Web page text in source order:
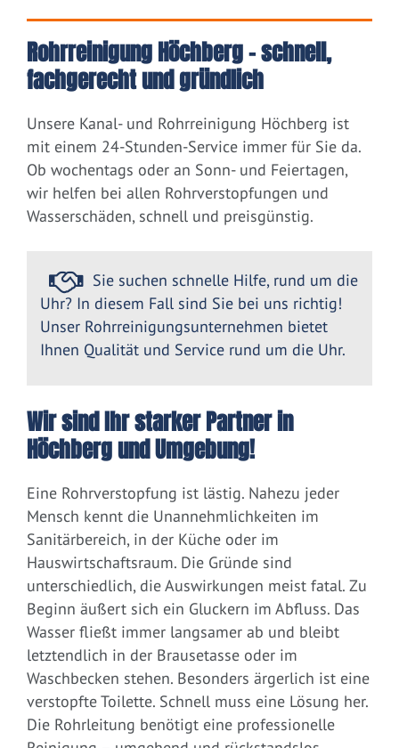
Rohrreinigung Höchberg – schnell,
fachgerecht und gründlich
Unsere Kanal- und Rohrreinigung Höchberg ist
mit einem 24-Stunden-Service immer für Sie da.
Ob wochentags oder an Sonn- und Feiertagen,
wir helfen bei allen Rohrverstopfungen und
Wasserschäden, schnell und preisgünstig.
Sie suchen schnelle Hilfe, rund um die
Uhr? In diesem Fall sind Sie bei uns richtig!
Unser Rohrreinigungsunternehmen bietet
Ihnen Qualität und Service rund um die Uhr.
Wir sind Ihr starker Partner in
Höchberg und Umgebung!
Eine Rohrverstopfung ist lästig. Nahezu jeder
Mensch kennt die Unannehmlichkeiten im
Sanitärbereich, in der Küche oder im
Hauswirtschaftsraum. Die Gründe sind
unterschiedlich, die Auswirkungen meist fatal. Zu
Beginn äußert sich ein Gluckern im Abfluss. Das
Wasser fließt immer langsamer ab und bleibt
letztendlich in der Brausetasse oder im
Waschbecken stehen. Besonders ärgerlich ist eine
verstopfte Toilette. Schnell muss eine Lösung her.
Die Rohrleitung benötigt eine professionelle